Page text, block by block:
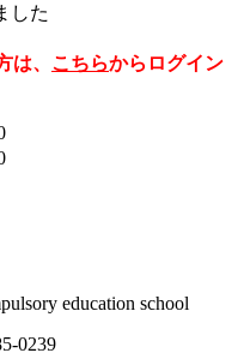
した
は、 こちらからログイン
education school
0239